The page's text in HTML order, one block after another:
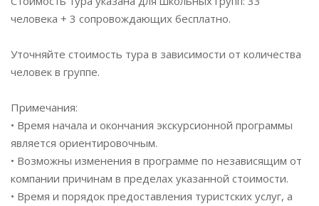
человека + 3 сопровождающих бесплатно.
Уточняйте стоимость тура в зависимости от количества
человек в группе.
Примечания:
• Время начала и окончания экскурсионной программы
является ориентировочным.
• Возможны изменения в программе по независящим от
компании причинам в пределах указанной стоимости.
• Время и порядок предоставления туристских услуг, а